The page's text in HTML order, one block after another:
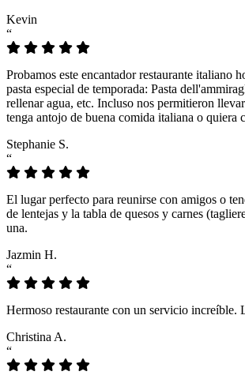
Kevin
“
Probamos este encantador restaurante italiano
pasta especial de temporada: Pasta
rellenar agua, etc. Incluso nos permitieron
tenga antojo de buena comida italiana o quiera
Stephanie S.
“
El lugar perfecto para reunirse con amigos o
de lentejas y la tabla de quesos y carnes
una.
Jazmin H.
“
Hermoso restaurante con un servicio increíble.
Christina A.
“